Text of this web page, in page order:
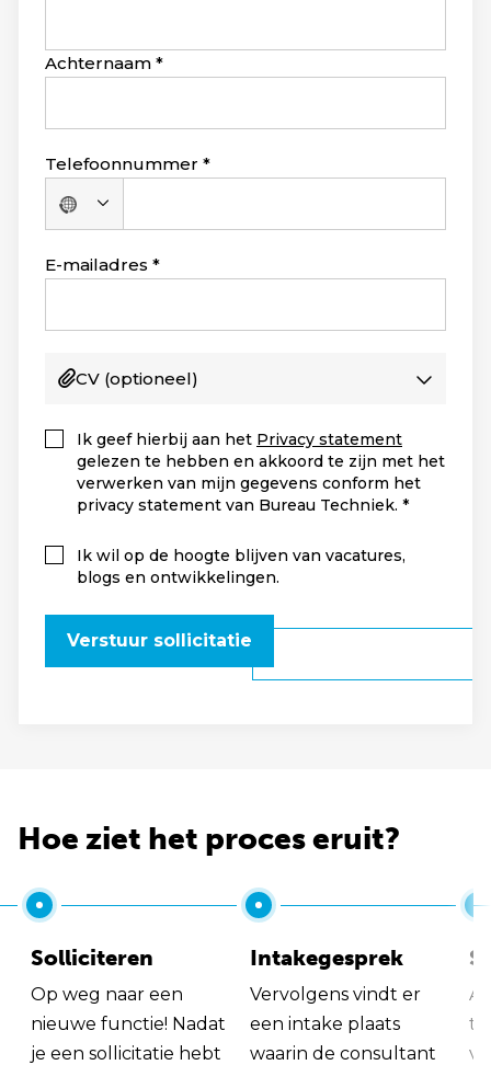
Achternaam
Telefoonnummer
Geen
land
geselecteerd
E-mailadres
CV (optioneel)
Ik geef hierbij aan het Privacy statement
gelezen te hebben en akkoord te zijn met het
verwerken van mijn gegevens conform het
privacy statement van Bureau Techniek.
Ik wil op de hoogte blijven van vacatures,
blogs en ontwikkelingen.
Verstuur sollicitatie
Hoe ziet het proces eruit?
Solliciteren
Op weg naar een
nieuwe functie! Nadat
je een sollicitatie hebt
Intakegesprek
Vervolgens vindt er
een intake plaats
waarin de consultant